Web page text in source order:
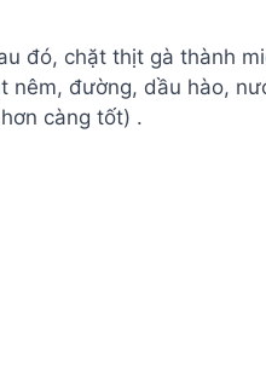
đó, chặt thịt gà thành
nêm, đường, dầu hào,
càng tốt) .